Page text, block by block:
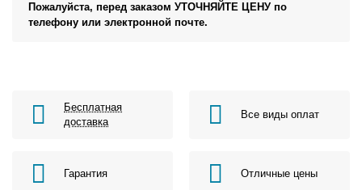
Пожалуйста, перед заказом УТОЧНЯЙТЕ ЦЕНУ по
телефону или электронной почте.
Бесплатная
доставка
Все виды оплат
Гарантия Отличные цены